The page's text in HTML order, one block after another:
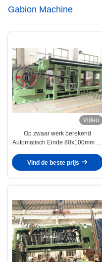
Gabion Machine
Video
Op zwaar werk berekend
Automatisch Einde 80x100mm de
Kettingsverbinding
Vind de beste prijs